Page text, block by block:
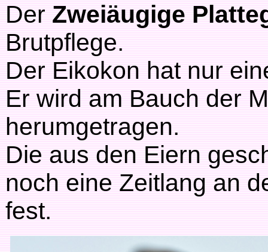
DerZweiäugige
Brutpflege.
Der Eikokon hat nur
Er wird am Bauch der
herumgetragen.
Die aus den Eiern
noch eine Zeitlang an
fest.